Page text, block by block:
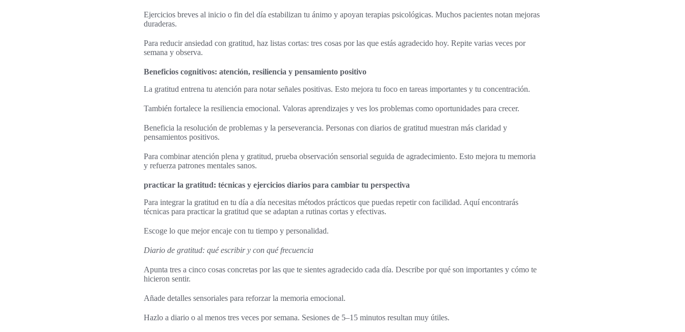
Ejercicios breves al inicio o fin del día estabilizan tu ánimo y apoyan terapias psicológicas. Muchos pacientes notan mejoras
duraderas.
Para reducir ansiedad con gratitud, haz listas cortas: tres cosas por las que estás agradecido hoy. Repite varias veces por
semana y observa.
Beneficios cognitivos: atención, resiliencia y pensamiento positivo
La gratitud entrena tu atención para notar señales positivas. Esto mejora tu foco en tareas importantes y tu concentración.
También fortalece la resiliencia emocional. Valoras aprendizajes y ves los problemas como oportunidades para crecer.
Beneficia la resolución de problemas y la perseverancia. Personas con diarios de gratitud muestran más claridad y
pensamientos positivos.
Para combinar atención plena y gratitud, prueba observación sensorial seguida de agradecimiento. Esto mejora tu memoria
y refuerza patrones mentales sanos.
practicar la gratitud: técnicas y ejercicios diarios para cambiar tu perspectiva
Para integrar la gratitud en tu día a día necesitas métodos prácticos que puedas repetir con facilidad. Aquí encontrarás
técnicas para practicar la gratitud que se adaptan a rutinas cortas y efectivas.
Escoge lo que mejor encaje con tu tiempo y personalidad.
Diario de gratitud: qué escribir y con qué frecuencia
Apunta tres a cinco cosas concretas por las que te sientes agradecido cada día. Describe por qué son importantes y cómo te
hicieron sentir.
Añade detalles sensoriales para reforzar la memoria emocional.
Hazlo a diario o al menos tres veces por semana. Sesiones de 5–15 minutos resultan muy útiles.